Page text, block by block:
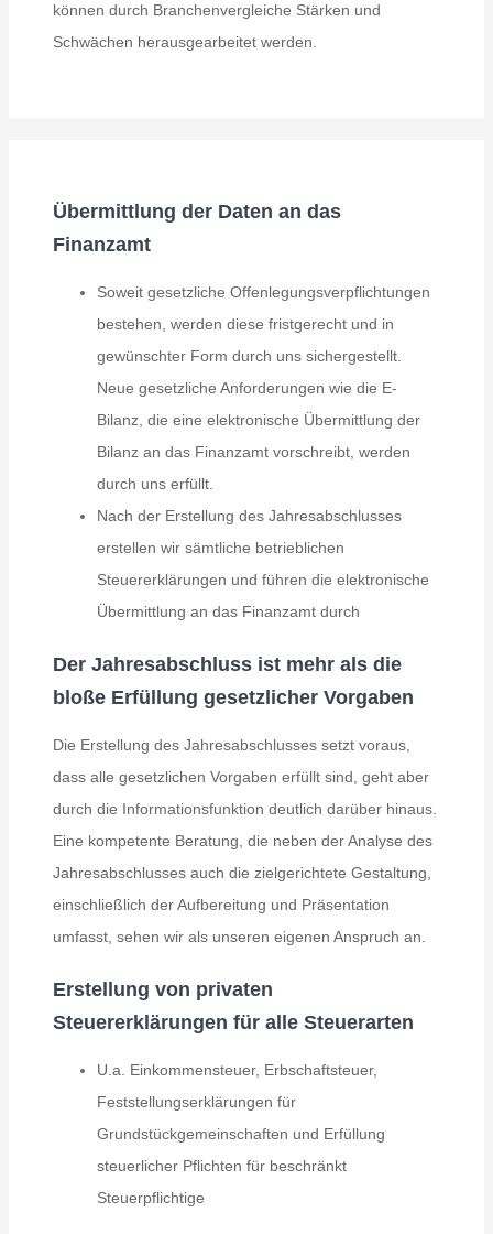
können durch Branchenvergleiche Stärken und
Schwächen herausgearbeitet werden.
Übermittlung der Daten an das
Finanzamt
Soweit gesetzliche Offenlegungsverpflichtungen
bestehen, werden diese fristgerecht und in
gewünschter Form durch uns sichergestellt.
Neue gesetzliche Anforderungen wie die E-
Bilanz, die eine elektronische Übermittlung der
Bilanz an das Finanzamt vorschreibt, werden
durch uns erfüllt.
Nach der Erstellung des Jahresabschlusses
erstellen wir sämtliche betrieblichen
Steuererklärungen und führen die elektronische
Übermittlung an das Finanzamt durch
Der Jahresabschluss ist mehr als die
bloße Erfüllung gesetzlicher Vorgaben
Die Erstellung des Jahresabschlusses setzt voraus,
dass alle gesetzlichen Vorgaben erfüllt sind, geht aber
durch die Informationsfunktion deutlich darüber hinaus.
Eine kompetente Beratung, die neben der Analyse des
Jahresabschlusses auch die zielgerichtete Gestaltung,
einschließlich der Aufbereitung und Präsentation
umfasst, sehen wir als unseren eigenen Anspruch an.
Erstellung von privaten
Steuererklärungen für alle Steuerarten
U.a. Einkommensteuer, Erbschaftsteuer,
Feststellungserklärungen für
Grundstückgemeinschaften und Erfüllung
steuerlicher Pflichten für beschränkt
Steuerpflichtige